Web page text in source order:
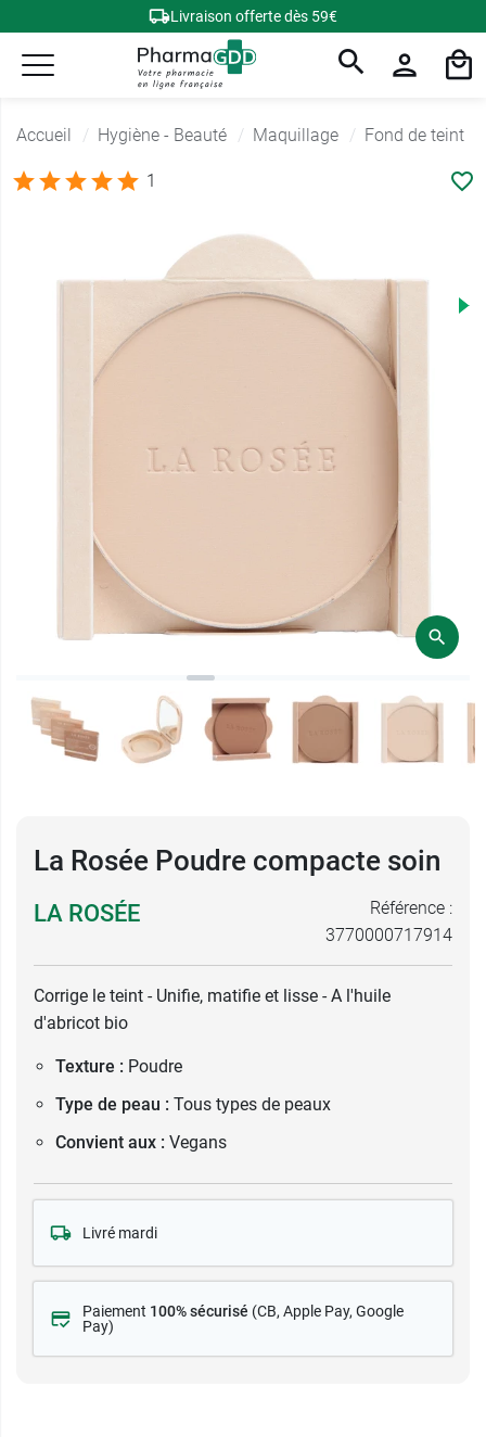
Livraison offerte dès 59€
Accueil Hygiène - Beauté Maquillage Fond de teint
1
La Rosée Poudre compacte soin
LA ROSÉE
Référence :
3770000717914
Corrige le teint - Unifie, matifie et lisse - A l'huile
d'abricot bio
Texture : Poudre
Type de peau : Tous types de peaux
Convient aux : Vegans
Livré mardi
Paiement 100% sécurisé (CB, Apple Pay, Google
Pay)